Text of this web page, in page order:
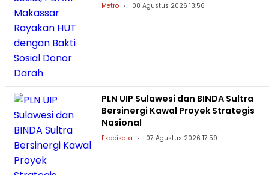
Metro 08 Agustus 2026 13:56
PLN UIP Sulawesi dan BINDA Sultra
Bersinergi Kawal Proyek Strategis
Nasional
Ekobisata 07 Agustus 2026 17:59